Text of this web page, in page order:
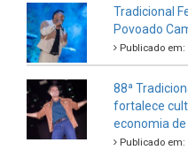
Publicado em:
Quadrilhas
viva a
munícipio
Publicado em: